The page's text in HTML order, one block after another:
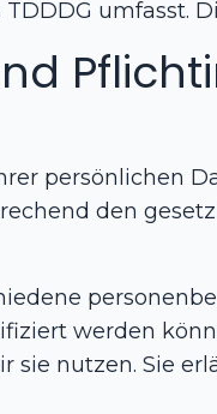
umfasst.
persönlichen
den
werden
nutzen. Sie